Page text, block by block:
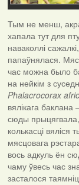
Тым не менш,
хапала тут для
наваколлі
папаўнялася.
час можна было
на нейкім з
Phalacrocorax
вялікага
сюды
колькасці вяліся
мясцовага
вось адкуль ён
чаму ўвесь час
засталося